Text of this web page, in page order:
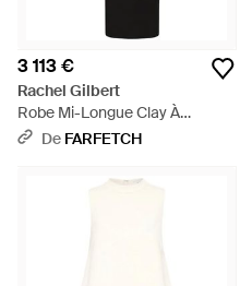
3 113 €
Rachel Gilbert
Robe Mi-Longue Clay À
Fronces - Noir
De FARFETCH